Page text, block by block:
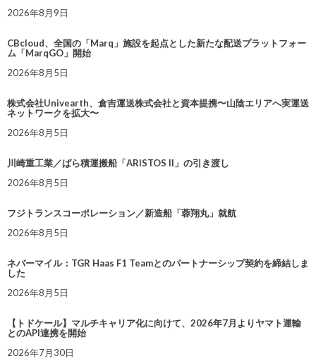
2026年8月9日
CBcloud、全国の「Marq」施設を起点とした新たな配送プラットフォー
ム「MarqGO」開始
2026年8月5日
株式会社Univearth、倉吉運送株式会社と資本提携〜山陰エリアへ実運送
ネットワークを拡大〜
2026年8月5日
川崎重工業／ばら積運搬船「ARISTOS II」の引き渡し
2026年8月5日
フジトランスコーポレーション／新造船「蓉翔丸」就航
2026年8月5日
ネバーマイル：TGR Haas F1 Teamとのパートナーシップ契約を締結しま
した
2026年8月5日
【トドケール】マルチキャリア化に向けて、2026年7月よりヤマト運輸
とのAPI連携を開始
2026年7月30日